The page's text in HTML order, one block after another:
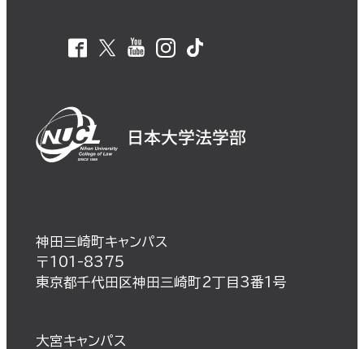
神田三崎町キャンパス
〒101-8375
東京都千代田区神田三崎町2丁目3番1号
大宮キャンパス